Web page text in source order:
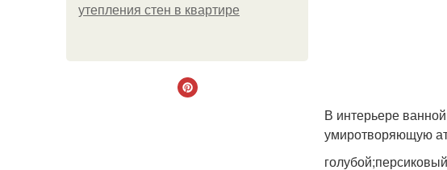
утепления стен в квартире
В интерьере
умиротворяющую